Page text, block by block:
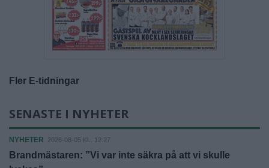
Fler E-tidningar
SENASTE I NYHETER
NYHETER 2026-08-05 KL. 12:27
Brandmästaren: ”Vi var inte säkra på att vi skulle